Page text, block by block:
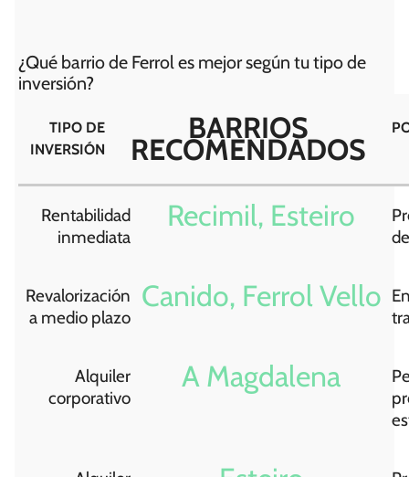
¿Qué barrio de Ferrol es mejor según tu tipo de
inversión?
TIPO DE
INVERSIÓN
BARRIOS
RECOMENDADOS
Rentabilidad
inmediata
Recimil, Esteiro
Revalorización
a medio plazo
Canido, Ferrol Vello
Alquiler
corporativo
A Magdalena